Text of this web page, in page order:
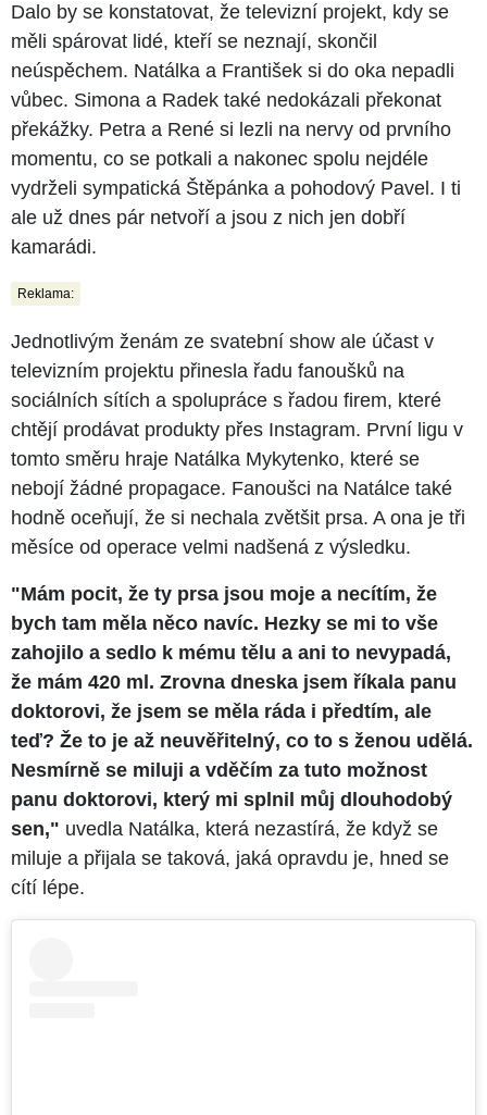
Dalo by se konstatovat, že televizní projekt, kdy se
měli spárovat lidé, kteří se neznají, skončil
neúspěchem. Natálka a František si do oka nepadli
vůbec. Simona a Radek také nedokázali překonat
překážky. Petra a René si lezli na nervy od prvního
momentu, co se potkali a nakonec spolu nejdéle
vydrželi sympatická Štěpánka a pohodový Pavel. I ti
ale už dnes pár netvoří a jsou z nich jen dobří
kamarádi.
Reklama:
Jednotlivým ženám ze svatební show ale účast v
televizním projektu přinesla řadu fanoušků na
sociálních sítích a spolupráce s řadou firem, které
chtějí prodávat produkty přes Instagram. První ligu v
tomto směru hraje Natálka Mykytenko, které se
nebojí žádné propagace. Fanoušci na Natálce také
hodně oceňují, že si nechala zvětšit prsa. A ona je tři
měsíce od operace velmi nadšená z výsledku.
"Mám pocit, že ty prsa jsou moje a necítím, že
bych tam měla něco navíc. Hezky se mi to vše
zahojilo a sedlo k mému tělu a ani to nevypadá,
že mám 420 ml. Zrovna dneska jsem říkala panu
doktorovi, že jsem se měla ráda i předtím, ale
teď? Že to je až neuvěřitelný, co to s ženou udělá.
Nesmírně se miluji a vděčím za tuto možnost
panu doktorovi, který mi splnil můj dlouhodobý
sen," uvedla Natálka, která nezastírá, že když se
miluje a přijala se taková, jaká opravdu je, hned se
cítí lépe.